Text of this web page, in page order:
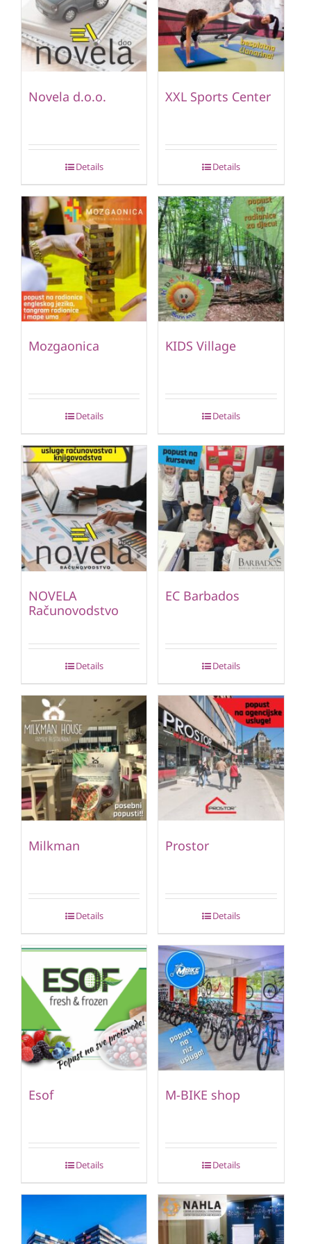
Novela d.o.o.
Details
XXL Sports Center
Details
Mozgaonica
Details
KIDS Village
Details
NOVELA
Računovodstvo
Details
EC Barbados
Details
Milkman
Details
Prostor
Details
Esof
Details
M-BIKE shop
Details